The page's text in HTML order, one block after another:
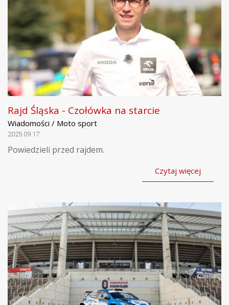
Rajd Śląska - Czołówka na starcie
Wiadomości / Moto sport
2025.09.17
Powiedzieli przed rajdem.
Czytaj więcej